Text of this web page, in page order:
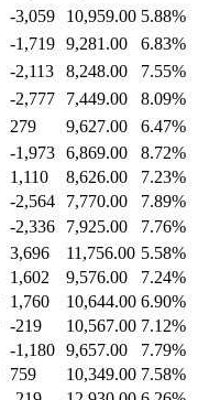
-3,059 10,959.00 5.88%
-1,719 9,281.00 6.83%
-2,113 8,248.00 7.55%
-2,777 7,449.00 8.09%
279 9,627.00 6.47%
-1,973 6,869.00 8.72%
1,110 8,626.00 7.23%
-2,564 7,770.00 7.89%
-2,336 7,925.00 7.76%
3,696 11,756.00 5.58%
1,602 9,576.00 7.24%
1,760 10,644.00 6.90%
-219 10,567.00 7.12%
-1,180 9,657.00 7.79%
759 10,349.00 7.58%